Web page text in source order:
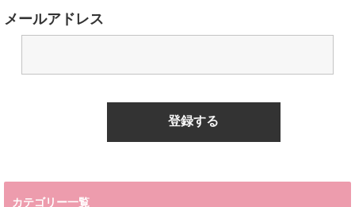
メールアドレス
カテゴリー一覧